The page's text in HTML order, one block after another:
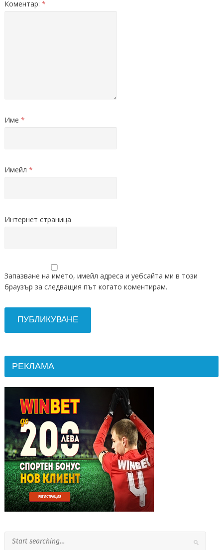
Коментар: *
Име *
Имейл *
Интернет страница
Запазване на името, имейл адреса и уебсайта ми в този
браузър за следващия път когато коментирам.
РЕКЛАМА